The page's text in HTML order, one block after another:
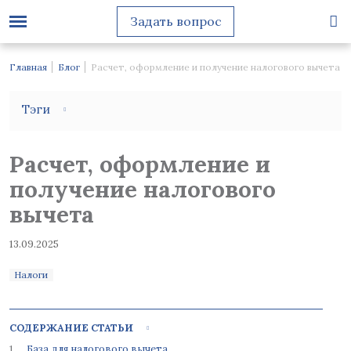
Задать вопрос
Главная Блог Расчет, оформление и получение налогового вычета
Расчет, оформление и
получение налогового
вычета
13.09.2025
Налоги
СОДЕРЖАНИЕ СТАТЬИ
Тэги